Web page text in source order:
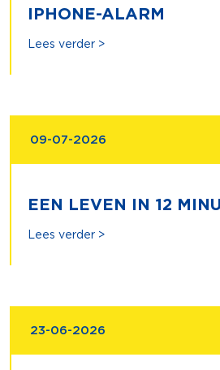
IPHONE-ALARM
Lees verder >
EEN LEVEN IN 12
Lees verder >
09-07-2026
23-06-2026